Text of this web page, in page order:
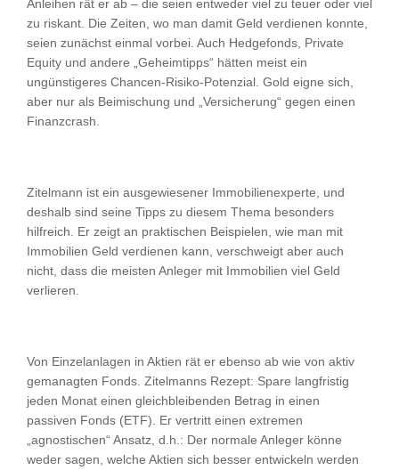
Anleihen rät er ab – die seien entweder viel zu teuer oder viel
zu riskant. Die Zeiten, wo man damit Geld verdienen konnte,
seien zunächst einmal vorbei. Auch Hedgefonds, Private
Equity und andere „Geheimtipps“ hätten meist ein
ungünstigeres Chancen-Risiko-Potenzial. Gold eigne sich,
aber nur als Beimischung und „Versicherung“ gegen einen
Finanzcrash.
Zitelmann ist ein ausgewiesener Immobilienexperte, und
deshalb sind seine Tipps zu diesem Thema besonders
hilfreich. Er zeigt an praktischen Beispielen, wie man mit
Immobilien Geld verdienen kann, verschweigt aber auch
nicht, dass die meisten Anleger mit Immobilien viel Geld
verlieren.
Von Einzelanlagen in Aktien rät er ebenso ab wie von aktiv
gemanagten Fonds. Zitelmanns Rezept: Spare langfristig
jeden Monat einen gleichbleibenden Betrag in einen
passiven Fonds (ETF). Er vertritt einen extremen
„agnostischen“ Ansatz, d.h.: Der normale Anleger könne
weder sagen, welche Aktien sich besser entwickeln werden